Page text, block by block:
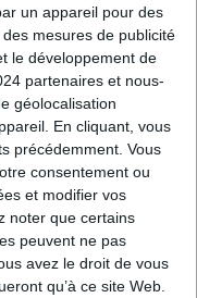
un appareil pour des
mesures de publicité
le développement de
partenaires et nous-
géolocalisation
En cliquant, vous
précédemment. Vous
consentement ou
et modifier vos
noter que certains
peuvent ne pas
avez le droit de vous
qu’à ce site Web.
des acteurs de la
18h, RIVE
, 75015
dirigeants
de cession ou de